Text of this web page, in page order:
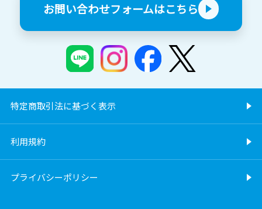
お問い合わせフォームはこちら
特定商取引法に基づく表示
利用規約
プライバシーポリシー